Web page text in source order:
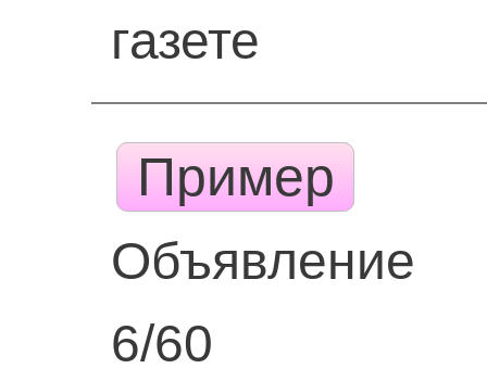
газете
Пример
Объявление
6/60